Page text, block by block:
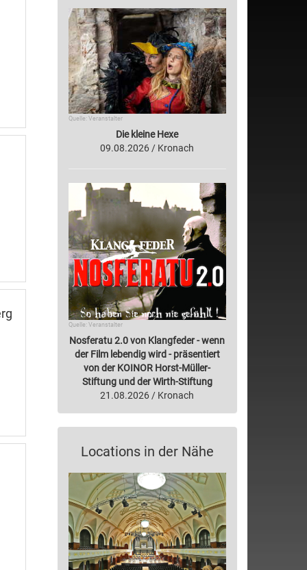
Quelle: Veranstalter
Die kleine Hexe
09.08.2026 / Kronach
Quelle: Veranstalter
Nosferatu 2.0 von Klangfeder - wenn
der Film lebendig wird - präsentiert
von der KOINOR Horst-Müller-
Stiftung und der Wirth-Stiftung
21.08.2026 / Kronach
Locations in der Nähe